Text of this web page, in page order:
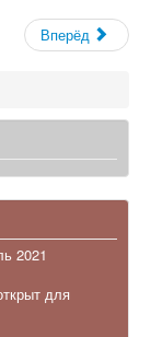
Вперёд
2021
для